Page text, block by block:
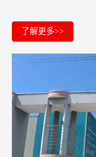
了解更多>>